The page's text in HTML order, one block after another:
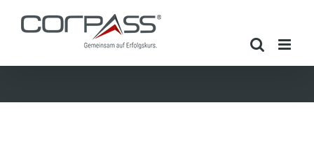
Inhalt